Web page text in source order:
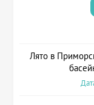
Лято в